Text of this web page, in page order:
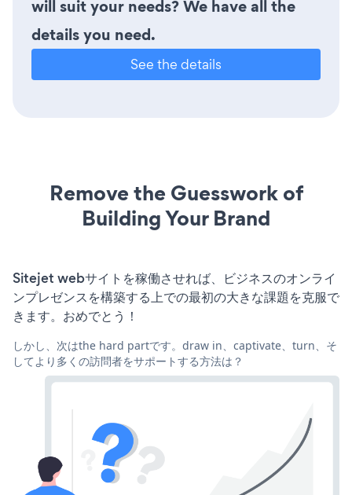
will suit your needs? We have all the
details you need.
See the details
Remove the Guesswork of
Building Your Brand
Sitejet webサイトを稼働させれば、ビジネスのオンライ
ンプレゼンスを構築する上での最初の大きな課題を克服で
きます。おめでとう！
しかし、次はthe hard partです。draw in、captivate、turn、そ
してより多くの訪問者をサポートする方法は？